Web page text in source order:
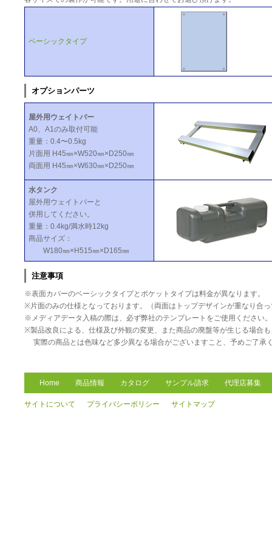
ベーシックタイプ
オプションパーツ
屋外用ウェイトバー
A0、A1のみ取付可能
重量：0.4〜0.5kg
片面用 H45㎜×W520㎜×D250㎜
両面用 H45㎜×W630㎜×D250㎜
水タンク
屋外用ウェイトバーと
併用してください。
重量：0.4kg/満水時12kg
商品サイズ：
W180㎜×H515㎜×D165㎜
注意事項
※表面カバーのベーシックタイプとポケットタイプは料金が異なります。
※片面のみの仕様となっております。（両面はトップデザインが重なり合
※メディアデータ入稿の際は、必ず弊社のテンプレートをご使用ください。
※製品改良による、仕様及び外観の変更、また商品の廃盤等が生じる場合
実際の商品とは色味など多少異なる場合がございますこと、予めご了承
Home 商品情報 カタログ サンプル請求 代理店募集
サイトについて プライバシーポリシー サイトマップ